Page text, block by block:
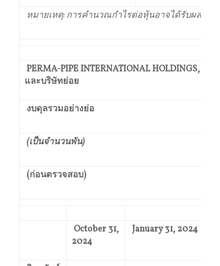
หมายเหตุ: การคำนวณกำไรต่อหุ้นอาจได้รับผลกระ
PERMA-PIPE INTERNATIONAL HOLDINGS, INC.
และบริษัทย่อย
งบดุลรวมอย่างย่อ
(เป็นจำนวนพัน)
(ก่อนตรวจสอบ)
October 31,
2024
January 31, 2024